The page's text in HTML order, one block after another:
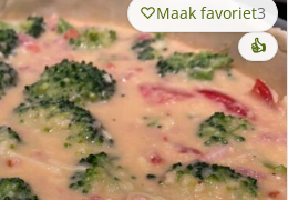
Maak favoriet3
👍